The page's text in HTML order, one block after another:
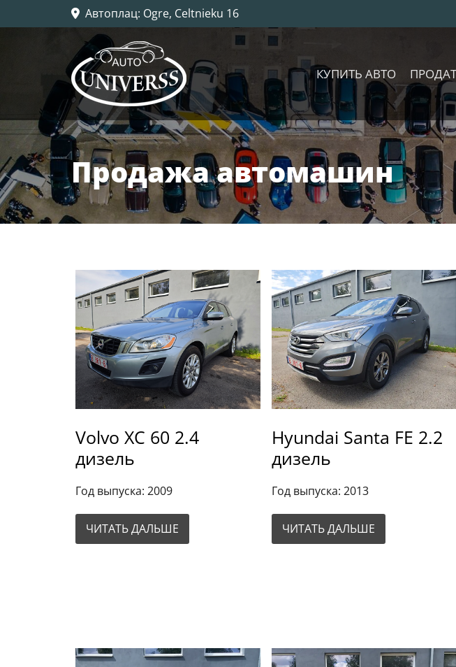
 Автоплац: Ogre, Celtnieku 16
КУПИТЬ АВТО
Продажа автомашин
Volvo XC 60 2.4
дизель
Год выпуска: 2009
ЧИТАТЬ ДАЛЬШЕ
Hyundai Santa FE 2.2
дизель
Год выпуска: 2013
ЧИТАТЬ ДАЛЬШЕ